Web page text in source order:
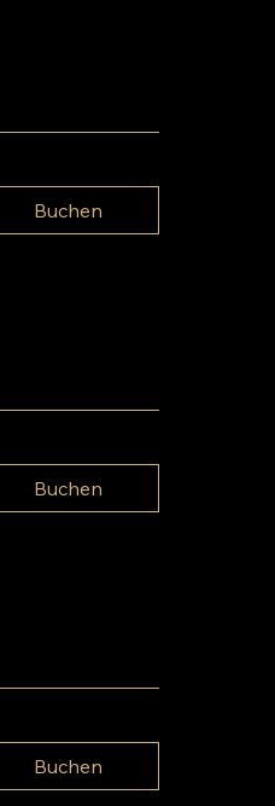
Buchen
Buchen
Buchen